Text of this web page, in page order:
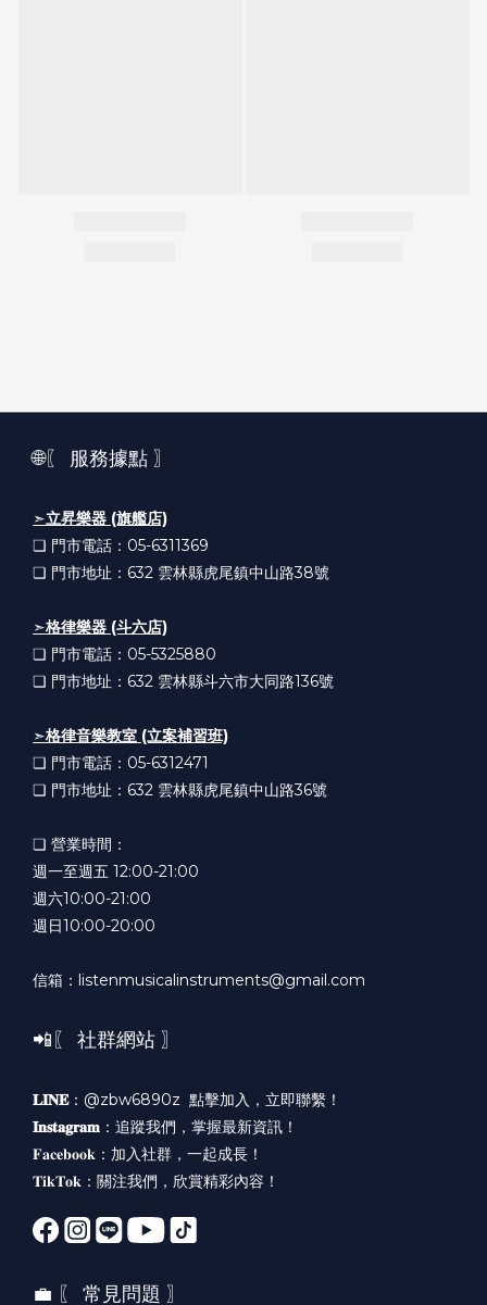
🌐〖 服務據點 〗
➣立昇樂器 (旗艦店)
❏ 門市電話：05-6311369
❏ 門市地址：632 雲林縣虎尾鎮中山路38號
➣格律樂器 (斗六店)
❏ 門市電話：05-5325880
❏ 門市地址：632 雲林縣斗六市大同路136號
➣格律音樂教室 (立案補習班)
❏ 門市電話：05-6312471
❏ 門市地址：632 雲林縣虎尾鎮中山路36號
❏ 營業時間：
週一至週五 12:00-21:00
週六10:00-21:00
週日10:00-20:00
信箱：listenmusicalinstruments@gmail.com
📲〖 社群網站 〗
𝐋𝐈𝐍𝐄：@zbw6890z 點擊加入，立即聯繫！
𝐈𝐧𝐬𝐭𝐚𝐠𝐫𝐚𝐦 ： 追蹤我們，掌握最新資訊！
𝐅𝐚𝐜𝐞𝐛𝐨𝐨𝐤： 加入社群，一起成長！
𝐓𝐢𝐤𝐓𝐨𝐤： 關注我們，欣賞精彩內容！
💼 〖 常見問題 〗